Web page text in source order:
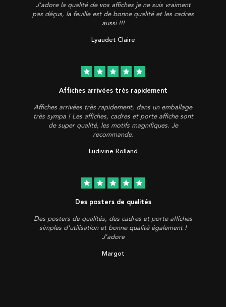
J'adore la qualité de vos affiches je ne suis vraiment
pas déçus, la feuille est de bonne qualité et les cadres
aussi !!!
Lyaudet Claire
star star star star star
Affiches arrivées très rapidement
Affiches arrivées très rapidement, dans un emballage
très sympa ! Les affiches, cadres et porte affiche sont
de super qualité, les motifs magnifiques. Je
recommande.
Ludivine Rolland
star star star star star
Des posters de qualités
Des posters de qualités, des cadres et porte affiches
simples d'utilisation et bonne qualité également !
J'adore
Margot